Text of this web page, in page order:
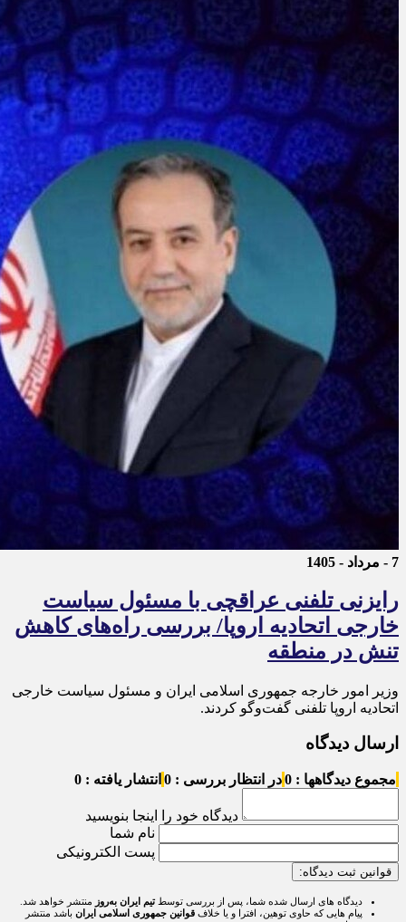
7 - مرداد - 1405
رایزنی تلفنی عراقچی با مسئول سیاست
خارجی اتحادیه اروپا/ بررسی راه‌های کاهش
تنش در منطقه
وزیر امور خارجه جمهوری اسلامی ایران و مسئول سیاست خارجی
اتحادیه اروپا تلفنی گفت‌و‌گو کردند.
ارسال دیدگاه
مجموع دیدگاهها : 0 در انتظار بررسی : 0 انتشار یافته : 0
دیدگاه خود را اینجا بنویسید
نام شما
پست الکترونیکی
قوانین ثبت دیدگاه:
دیدگاه های ارسال شده شما، پس از بررسی توسطتیم ایران به‌روز منتشر خواهد شد.
پیام هایی که حاوی توهین، افترا و یا خلاف قوانین جمهوری اسلامی ایران باشد منتشر